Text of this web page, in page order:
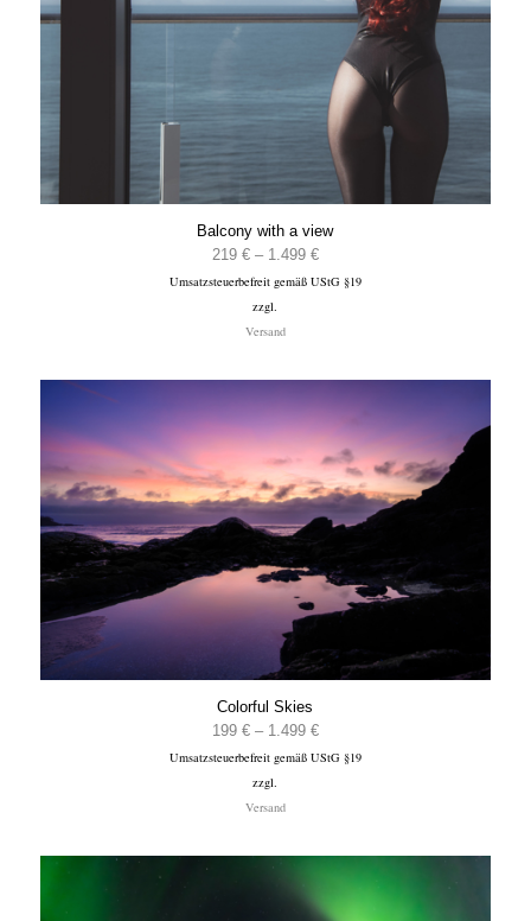
Balcony with a view
219 € – 1.499 €Preisspanne:
219 €
Umsatzsteuerbefreit gemäß UStG §19
zzgl.
Versand
Colorful Skies
199 € – 1.499 €Preisspanne:
199 €
Umsatzsteuerbefreit gemäß UStG §19
zzgl.
Versand